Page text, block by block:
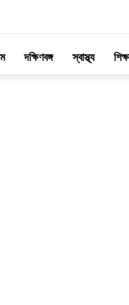
দক্ষিণবঙ্গ স্বাস্থ্য